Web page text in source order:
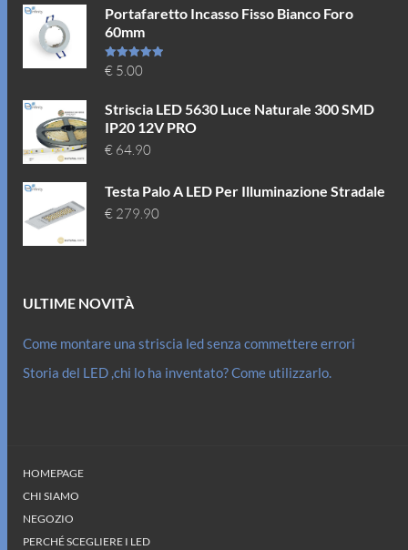
Portafaretto Incasso Fisso Bianco Foro
60mm
Valutato
5.00su 5
€ 5.00
Striscia LED 5630 Luce Naturale 300 SMD
IP20 12V PRO
€ 64.90
Testa Palo A LED Per Illuminazione Stradale
€ 279.90
ULTIME NOVITÀ
Come montare una striscia led senza commettere errori
Storia del LED ,chi lo ha inventato? Come utilizzarlo.
HOMEPAGE
CHI SIAMO
NEGOZIO
PERCHÉ SCEGLIERE I LED